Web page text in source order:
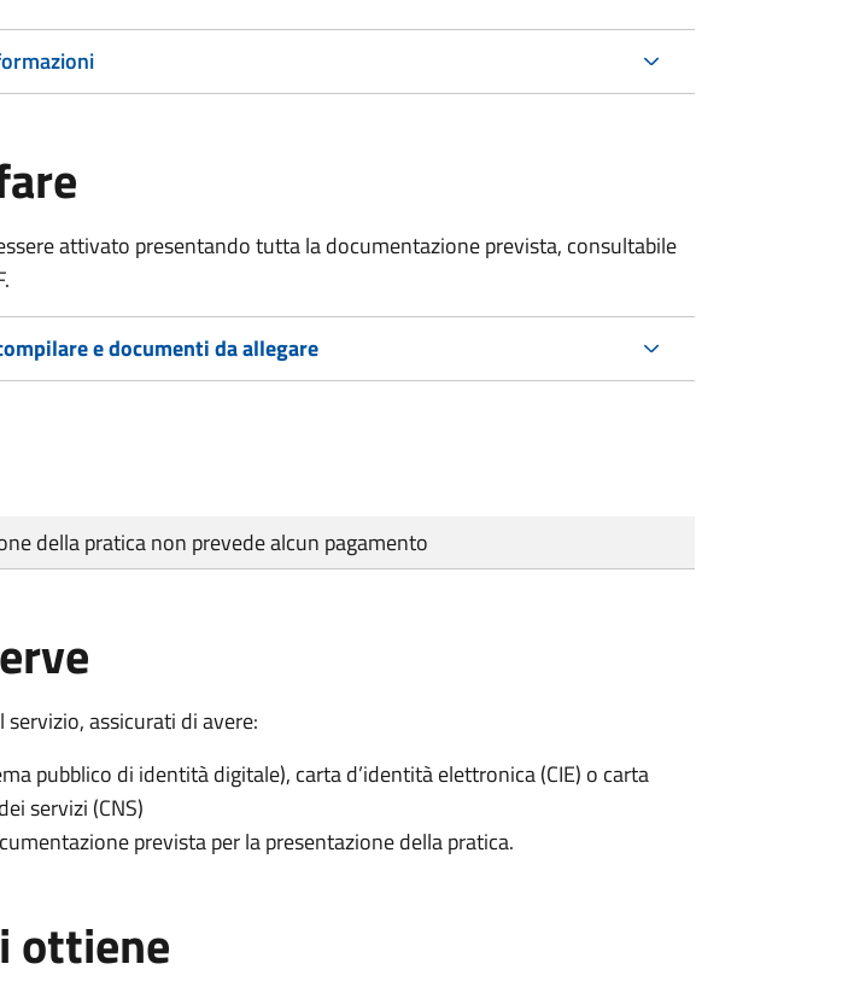
attivato presentando tutta la documentazione prevista, consultabile
e documenti da allegare
della pratica non prevede alcun pagamento
servizio, assicurati di avere:
pubblico di identità digitale), carta d’identità elettronica (CIE) o carta
servizi (CNS)
prevista per la presentazione della pratica.
ottiene